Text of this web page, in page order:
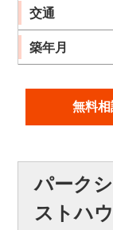
交通
築年月
無料相
パーク
ストハ